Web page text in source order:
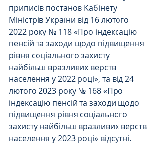
приписів постанов Кабінету
Міністрів України від 16 лютого
2022 року № 118 «Про індексацію
пенсій та заходи щодо підвищення
рівня соціального захисту
найбільш вразливих верств
населення у 2022 році», та від 24
лютого 2023 року № 168 «Про
індексацію пенсій та заходи щодо
підвищення рівня соціального
захисту найбільш вразливих верств
населення у 2023 році» відсутні.